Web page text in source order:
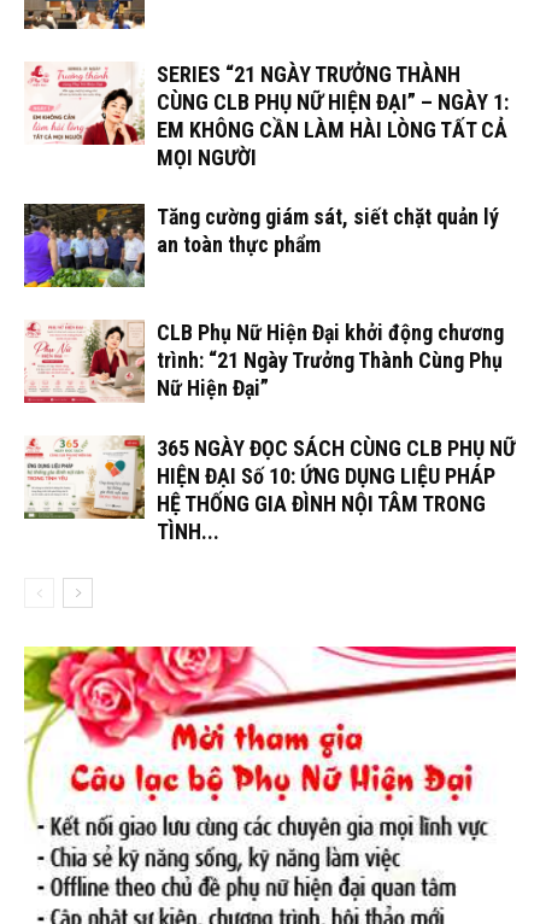
SERIES “21 NGÀY TRƯỞNG THÀNH
CÙNG CLB PHỤ NỮ HIỆN ĐẠI” – NGÀY 1:
EM KHÔNG CẦN LÀM HÀI LÒNG TẤT CẢ
MỌI NGƯỜI
Tăng cường giám sát, siết chặt quản lý
an toàn thực phẩm
CLB Phụ Nữ Hiện Đại khởi động chương
trình: “21 Ngày Trưởng Thành Cùng Phụ
Nữ Hiện Đại”
365 NGÀY ĐỌC SÁCH CÙNG CLB PHỤ NỮ
HIỆN ĐẠI Số 10: ỨNG DỤNG LIỆU PHÁP
HỆ THỐNG GIA ĐÌNH NỘI TÂM TRONG
TÌNH...